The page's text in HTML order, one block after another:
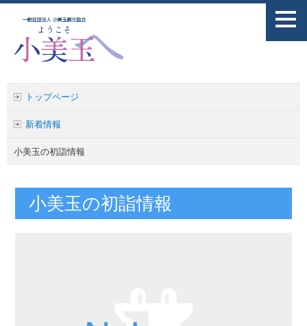
トップページ
新着情報
小美玉の初詣情報
小美玉の初詣情報